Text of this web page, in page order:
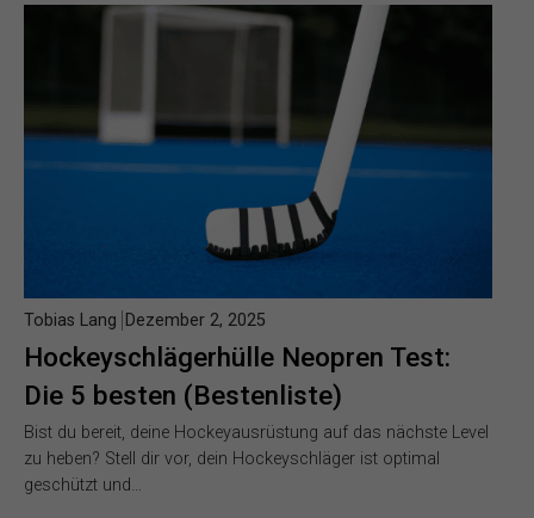
Hockeyschlägerhülle Neopren Test:
Die 5 besten (Bestenliste)
Tobias Lang Dezember 2, 2025
Bist du bereit, deine Hockeyausrüstung auf das nächste Level
zu heben? Stell dir vor, dein Hockeyschläger ist optimal
geschützt und…